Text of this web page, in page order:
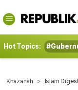
Hot Topics:
Khazanah Islam